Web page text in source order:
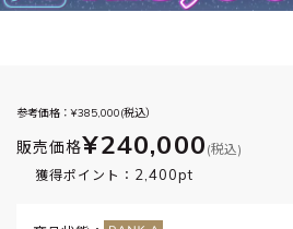
参考価格：¥385,000(税込）
販売価格¥240,000 (税込)
獲得ポイント： 2,400pt